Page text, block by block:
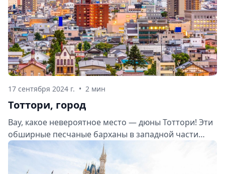
17 сентября 2024 г. • 2 мин
Тоттори, город
Вау, какое невероятное место — дюны Тоттори! Эти
обширные песчаные барханы в западной части
Японии просто завораживают. Давайте же
познакомимся с этой жемчужиной префектуры
Тоттори поближе.